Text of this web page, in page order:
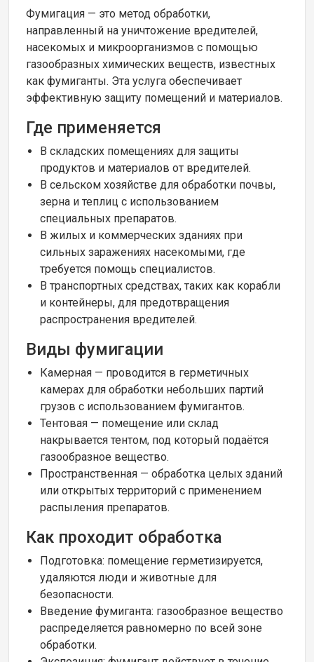
Фумигация — это метод обработки,
направленный на уничтожение вредителей,
насекомых и микроорганизмов с помощью
газообразных химических веществ, известных
как фумиганты. Эта услуга обеспечивает
эффективную защиту помещений и материалов.
Где применяется
В складских помещениях для защиты
продуктов и материалов от вредителей.
В сельском хозяйстве для обработки почвы,
зерна и теплиц с использованием
специальных препаратов.
В жилых и коммерческих зданиях при
сильных заражениях насекомыми, где
требуется помощь специалистов.
В транспортных средствах, таких как корабли
и контейнеры, для предотвращения
распространения вредителей.
Виды фумигации
Камерная — проводится в герметичных
камерах для обработки небольших партий
грузов с использованием фумигантов.
Тентовая — помещение или склад
накрывается тентом, под который подаётся
газообразное вещество.
Пространственная — обработка целых зданий
или открытых территорий с применением
распыления препаратов.
Как проходит обработка
Подготовка: помещение герметизируется,
удаляются люди и животные для
безопасности.
Введение фумиганта: газообразное вещество
распределяется равномерно по всей зоне
обработки.